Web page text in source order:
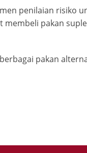
penilaian risiko
pakan
pakan